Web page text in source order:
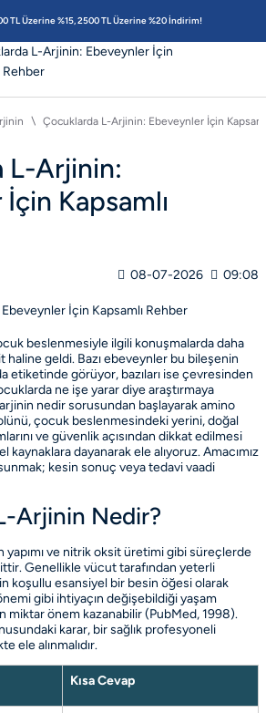
TL Üzerine %15, 2500 TL Üzerine %20 İndirim!
Çocuklarda L-Arjinin: Ebeveynler İçin
L-Arjinin:
Kapsamlı
08-07-2026 09:08
beslenmesiyle ilgili konuşmalarda daha
haline geldi. Bazı ebeveynler bu bileşenin
etiketinde görüyor, bazıları ise çevresinden
ne işe yarar diye araştırmaya
nedir sorusundan başlayarak amino
çocuk beslenmesindeki yerini, doğal
ve güvenlik açısından dikkat edilmesi
kaynaklara dayanarak ele alıyoruz. Amacımız
kesin sonuç veya tedavi vaadi
Arjinin Nedir?
ve nitrik oksit üretimi gibi süreçlerde
Genellikle vücut tarafından yeterli
koşullu esansiyel bir besin öğesi olarak
gibi ihtiyaçın değişebildiği yaşam
miktar önem kazanabilir(PubMed, 1998).
karar, bir sağlık profesyoneli
ele alınmalıdır.
Kısa Cevap